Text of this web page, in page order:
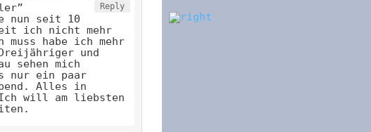
Reply
nun seit 10
ich nicht mehr
muss habe ich mehr
und
sehen mich
nur ein paar
Alles in
will am liebsten